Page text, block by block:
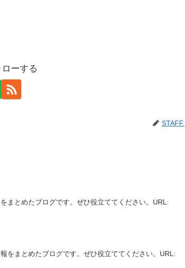
ーする
STAFF.
まとめたブログです。ぜひ役立ててください。URL:
をまとめたブログです。ぜひ役立ててください。URL: